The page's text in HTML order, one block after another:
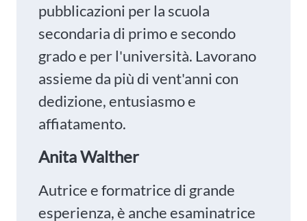
pubblicazioni per la scuola
secondaria di primo e secondo
grado e per l'università. Lavorano
assieme da più di vent'anni con
dedizione, entusiasmo e
affiatamento.
Anita Walther
Autrice e formatrice di grande
esperienza, è anche esaminatrice